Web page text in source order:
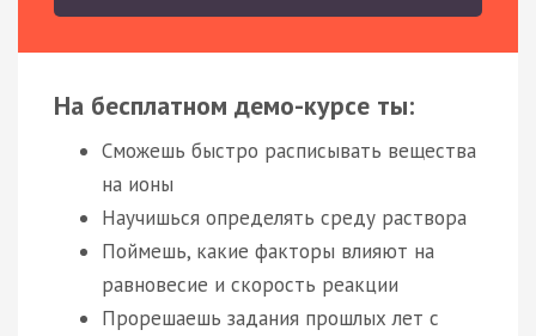
На бесплатном демо-курсе ты:
Сможешь быстро расписывать вещества
на ионы
Научишься определять среду раствора
Поймешь, какие факторы влияют на
равновесие и скорость реакции
Прорешаешь задания прошлых лет с